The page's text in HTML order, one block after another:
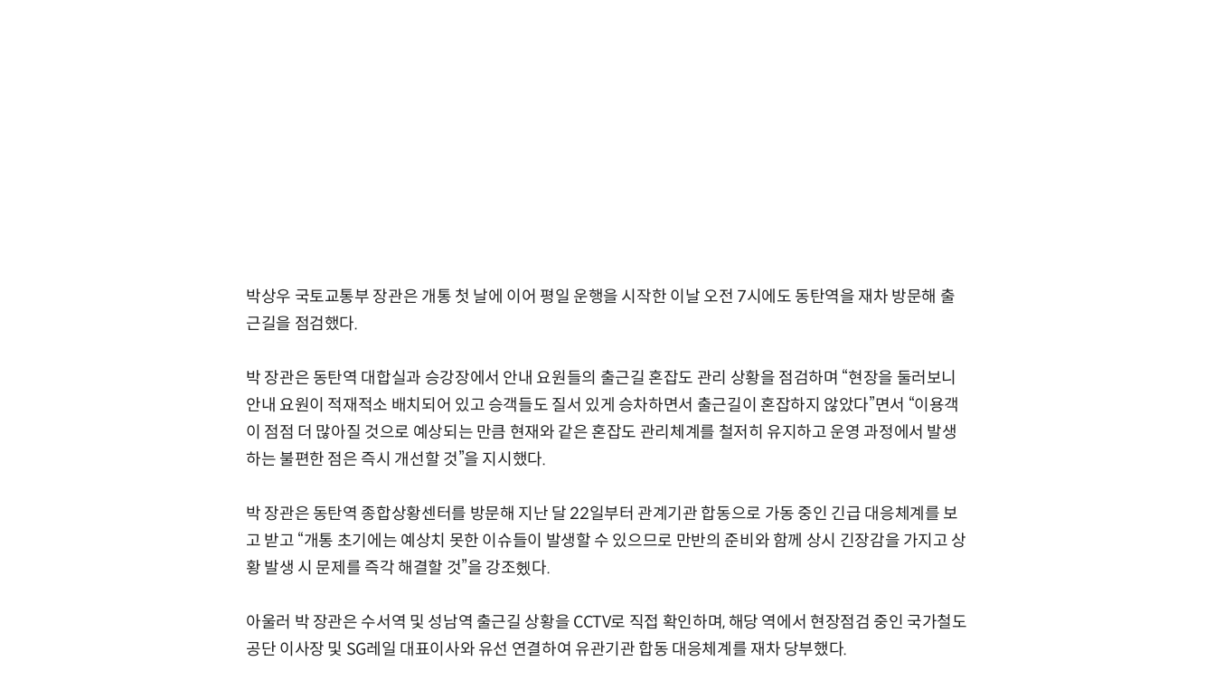
박상우 국토교통부 장관은 개통 첫 날에 이어 평일 운행을 시작한 이날 오전 7시에도 동탄역을 재차 방문해 출
근길을 점검했다.
박 장관은 동탄역 대합실과 승강장에서 안내 요원들의 출근길 혼잡도 관리 상황을 점검하며 “현장을 둘러보니
안내 요원이 적재적소 배치되어 있고 승객들도 질서 있게 승차하면서 출근길이 혼잡하지 않았다”면서 “이용객
이 점점 더 많아질 것으로 예상되는 만큼 현재와 같은 혼잡도 관리체계를 철저히 유지하고 운영 과정에서 발생
하는 불편한 점은 즉시 개선할 것”을 지시했다.
박 장관은 동탄역 종합상황센터를 방문해 지난 달 22일부터 관계기관 합동으로 가동 중인 긴급 대응체계를 보
고 받고 “개통 초기에는 예상치 못한 이슈들이 발생할 수 있으므로 만반의 준비와 함께 상시 긴장감을 가지고 상
황 발생 시 문제를 즉각 해결할 것”을 강조헸다.
아울러 박 장관은 수서역 및 성남역 출근길 상황을 CCTV로 직접 확인하며, 해당 역에서 현장점검 중인 국가철도
공단 이사장 및 SG레일 대표이사와 유선 연결하여 유관기관 합동 대응체계를 재차 당부했다.